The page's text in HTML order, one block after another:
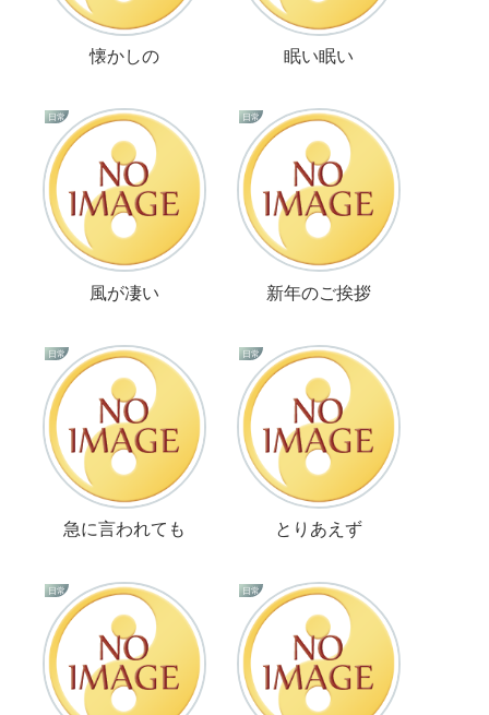
懐かしの 眠い眠い
日常
風が凄い
日常
新年のご挨拶
日常
急に言われても
日常
とりあえず
日常 日常